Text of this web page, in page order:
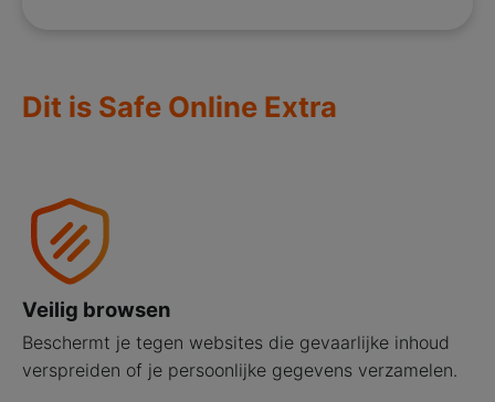
Dit is Safe Online Extra
Veilig browsen
Beschermt je tegen websites die gevaarlijke inhoud
verspreiden of je persoonlijke gegevens verzamelen.